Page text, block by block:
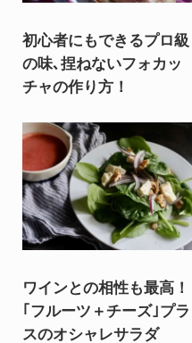
初心者にもできるプロ級
の味､捏ねないフォカッ
チャの作り方！
ワインとの相性も最高！
｢フルーツ＋チーズ｣プラ
スのオシャレサラダ